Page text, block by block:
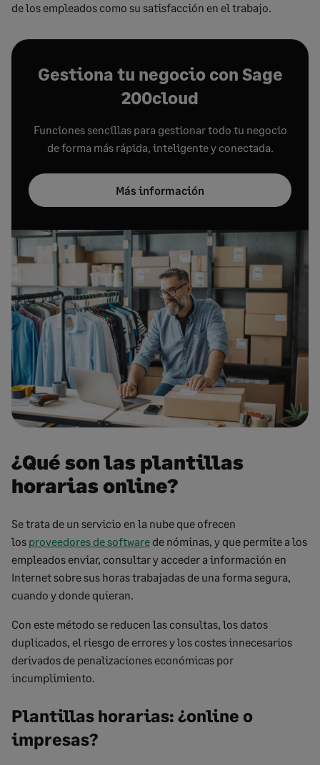
de los empleados como su satisfacción en el trabajo.
Gestiona tu negocio con Sage
200cloud
Funciones sencillas para gestionar todo tu negocio
de forma más rápida, inteligente y conectada.
Más información
¿Qué son las plantillas
horarias online?
Se trata de un servicio en la nube que ofrecen
los proveedores de software de nóminas, y que permite a los
empleados enviar, consultar y acceder a información en
Internet sobre sus horas trabajadas de una forma segura
cuando y donde quieran.
Con este método se reducen las consultas, los datos
duplicados, el riesgo de errores y los costes innecesarios
derivados de penalizaciones económicas por
incumplimiento.
Plantillas horarias: ¿online o
impresas?